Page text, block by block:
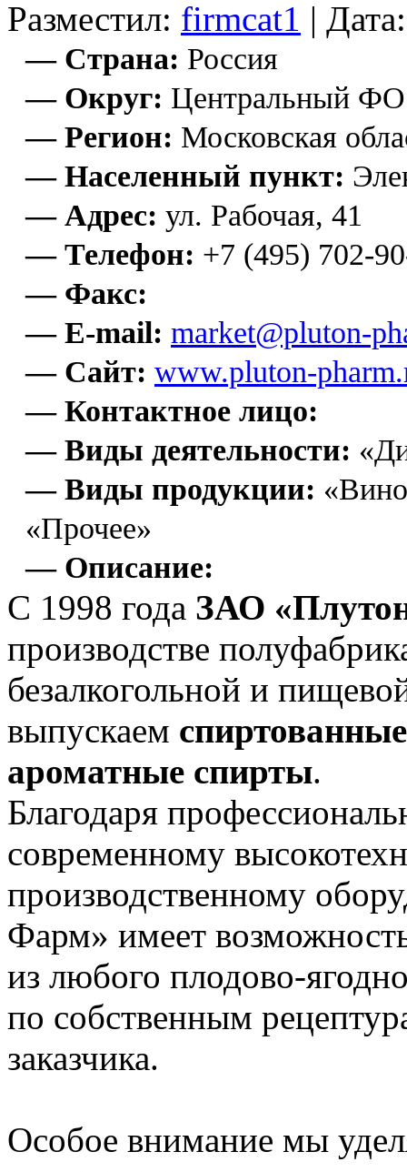
Разместил: firmcat1 |
— Страна: Россия
— Округ: Центральный ФО
— Регион: Московская
— Населенный пункт:
— Адрес: ул. Рабочая, 41
— Телефон: +7 (495) 702-
— Факс:
— E-mail: market@pluton-
— Сайт: www.pluton-
— Контактное лицо:
— Виды деятельности:
— Виды продукции:
«Прочее»
— Описание:
С 1998 года ЗАО
производстве
безалкогольной и
выпускаем
ароматные спирты.
Благодаря
современному
производственному
Фарм» имеет
из любого плодово-
по собственным
заказчика.
Особое внимание мы